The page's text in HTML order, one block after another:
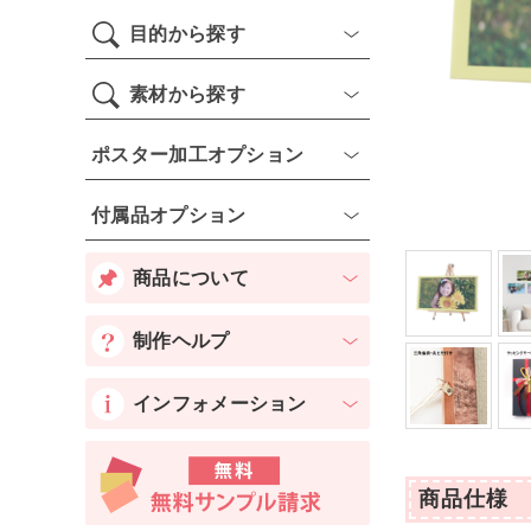
商品仕様
目的から探す
素材から探す
ポスター加工オプション
付属品オプション
商品について
制作ヘルプ
インフォメーション